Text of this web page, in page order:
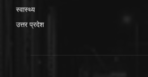
स्वास्थ्य
उत्तर प्रदेश